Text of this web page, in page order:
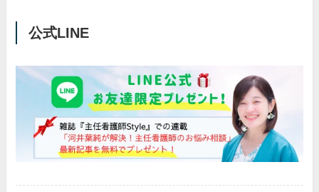
公式LINE